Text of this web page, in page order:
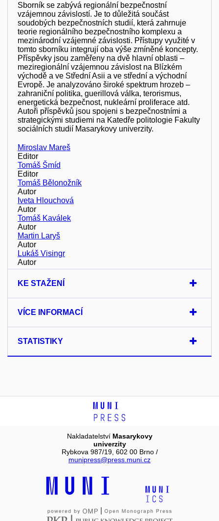
Sborník se zabývá regionální bezpečnostní
vzájemnou závislostí. Je to důležitá součást
soudobých bezpečnostních studií, která zahrnuje
teorie regionálního bezpečnostního komplexu a
mezinárodní vzájemné závislosti. Přístupy využité v
tomto sborníku integrují oba výše zmíněné koncepty.
Příspěvky jsou zaměřeny na dvě hlavní oblasti –
meziregionální vzájemnou závislost na Blízkém
východě a ve Střední Asii a ve střední a východní
Evropě. Je analyzováno široké spektrum hrozeb –
zahraniční politika, guerillová válka, terorismus,
energetická bezpečnost, nukleární proliferace atd.
Autoři příspěvků jsou spojeni s bezpečnostními a
strategickými studiemi na Katedře politologie Fakulty
sociálních studií Masarykovy univerzity.
Miroslav Mareš
Editor
Tomáš Šmíd
Editor
Tomáš Bělonožník
Autor
Iveta Hlouchová
Autor
Tomáš Kaválek
Autor
Martin Laryš
Autor
Lukáš Visingr
Autor
KE STAŽENÍ
VÍCE INFORMACÍ
STATISTIKY
Nakladatelství Masarykovy
univerzity
Rybkova 987/19, 602 00 Brno /
munipress@press.muni.cz